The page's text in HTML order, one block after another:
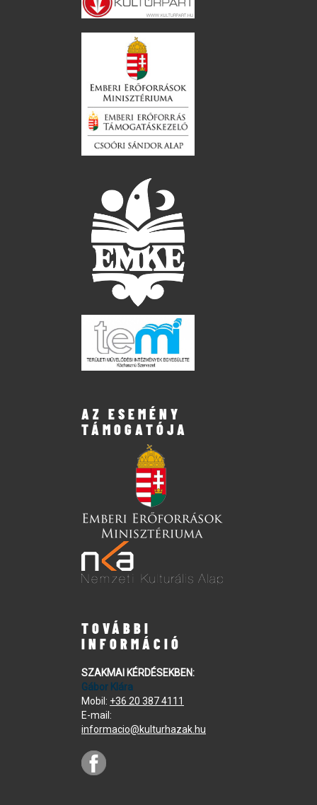
AZ ESEMÉNY
TÁMOGATÓJA
TOVÁBBI
INFORMÁCIÓ
SZAKMAI KÉRDÉSEKBEN:
Gábor Klára
Mobil: +36 20 387 4111
E-mail:
informacio@kulturhazak.hu